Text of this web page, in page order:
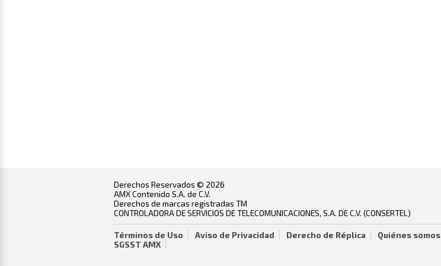
Derechos Reservados © 2026
AMX Contenido S.A. de C.V.
Derechos de marcas registradas TM
CONTROLADORA DE SERVICIOS DE TELECOMUNICACIONES, S.A. DE C.V. (CONSERTEL)
Términos de Uso Aviso de Privacidad Derecho de Réplica Quiénes somos
SGSST AMX